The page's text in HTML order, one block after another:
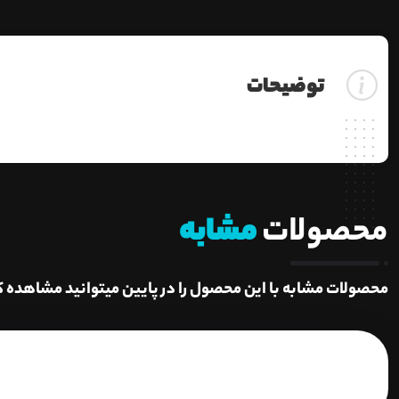
توضیحات
محصولاتمشابه
محصولات مشابه با این محصول را در پایین میتوانید مشاهده